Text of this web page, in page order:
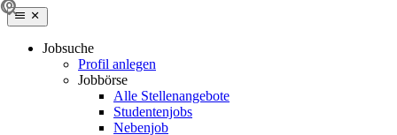
Jobsuche
Profil anlegen
Jobbörse
Alle Stellenangebote
Studentenjobs
Nebenjob